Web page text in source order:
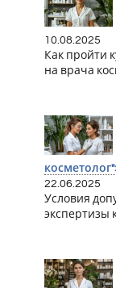
10.08.2025
Как пройти
на врача
22.06.2025
Условия
экспертизы